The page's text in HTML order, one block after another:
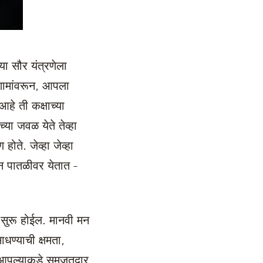
सौर यंत्रणेला
आपला
ती कक्षाच्या
जवळ येते तेव्हा
होते. जेव्हा जेव्हा
पातळीवर येतात -
होईल. मानवी मन
क्षमता,